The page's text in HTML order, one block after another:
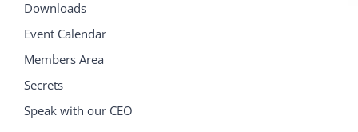
Downloads
Event Calendar
Members Area
Secrets
Speak with our CEO